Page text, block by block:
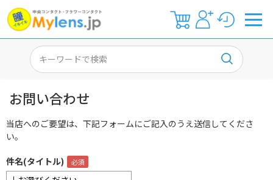
お問い合わせ
当店へのご要望は、下記フォームにご記入のうえ送信してくださ
い。
件名(タイトル)